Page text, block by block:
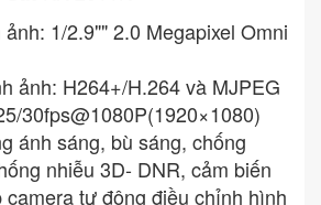
1/2.9"" 2.0 Megapixel Omni
ảnh: H264+/H.264 và MJPEG
30fps@1080P(1920×1080)
ánh sáng, bù sáng, chống
nhiễu 3D- DNR, cảm biến
camera tự động điều chỉnh hình